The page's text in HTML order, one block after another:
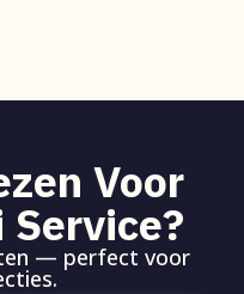
Voor
Service?
— perfect voor